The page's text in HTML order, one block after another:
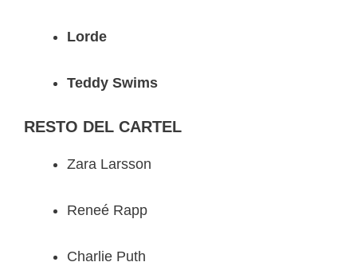
Lorde
Teddy Swims
RESTO DEL CARTEL
Zara Larsson
Reneé Rapp
Charlie Puth